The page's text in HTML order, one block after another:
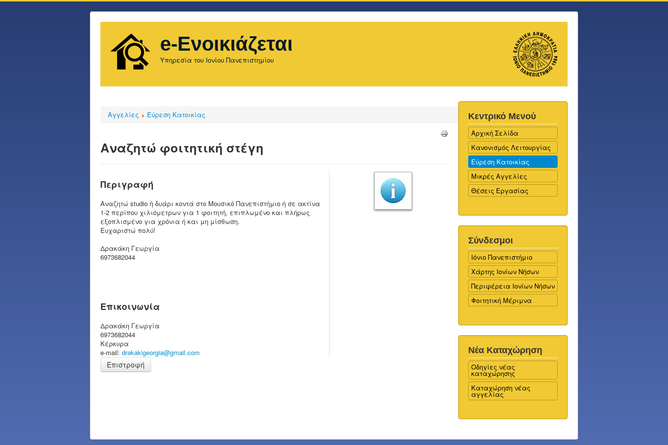
e-Ενοικιάζεται
Υπηρεσία του Ιονίου Πανεπιστημίου
Αγγελίες Εύρεση Κατοικίας
Αναζητώ φοιτητική στέγη
Περιγραφή
Αναζητώ studio ή δυάρι κοντά στο Μουσικό Πανεπιστήμιο ή σε ακτίνα
1-2 περίπου χιλιόμετρων για 1 φοιτητή, επιπλωμένο και πλήρως
εξοπλισμένο για χρόνια ή και μη μίσθωση.
Ευχαριστώ πολύ!
Δρακάκη Γεωργία
6973682044
Επικοινωνία
Δρακάκη Γεωργία
6973682044
Κέρκυρα
e-mail: drakakigeorgia@gmail.com
Επιστροφή
Κεντρικό Μενού
Αρχική Σελίδα
Κανονισμός Λειτουργίας
Εύρεση Κατοικίας
Μικρές Αγγελίες
Θέσεις Εργασίας
Σύνδεσμοι
Ιόνιο Πανεπιστήμιο
Χάρτης Ιονίων Νήσων
Περιφέρεια Ιονίων Νήσων
Φοιτητική Μέριμνα
Νέα Καταχώρηση
Οδηγίες νέας
καταχώρησης
Καταχώρηση νέας
αγγελίας